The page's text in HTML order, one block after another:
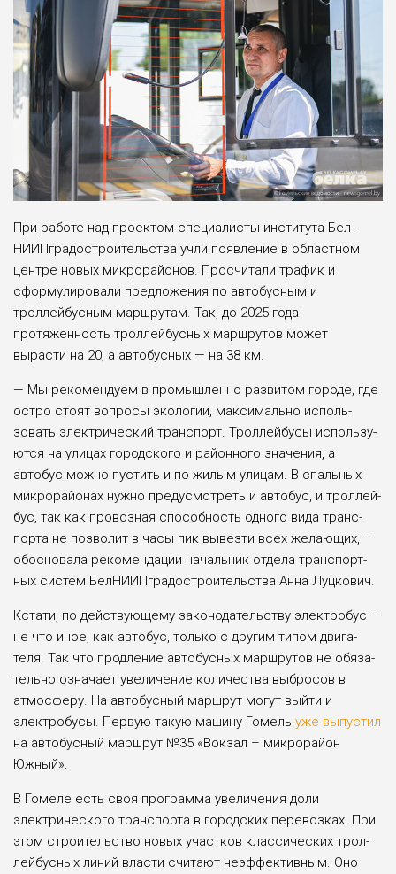
При работе над проектом специалисты института Бел­
НИИПградостроительства учли появление в областном
центре новых микрорайонов. Просчитали трафик и
сформу­лировали предложения по авто­бусным и
троллейбусным маршрутам. Так, до 2025 года
протяжённость троллейбус­ных маршрутов может
вырасти на 20, а автобусных — на 38 км.
— Мы рекомендуем в про­мышленно развитом городе, где
остро стоят вопросы эко­логии, максимально исполь­
зовать электрический транс­порт. Троллейбусы использу­
ются на улицах городского и районного значения, а
автобус можно пустить и по жилым улицам. В спальных
микро­районах нужно предусмо­треть и автобус, и троллей­
бус, так как провозная спо­собность одного вида транс­
порта не позволит в часы пик вывезти всех желающих, —
обосновала рекомендации начальник отдела транспорт­
ных систем БелНИИПгра­достроительства Анна Луц­кович.
Кстати, по действующему законодательству электробус —
не что иное, как автобус, только с другим типом двига­
теля. Так что продление авто­бусных маршрутов не обяза­
тельно означает увеличение количества выбросов в
атмос­феру. На автобусный марш­рут могут выйти и
электро­бусы. Первую такую машину Гомель уже выпустил
на авто­бусный маршрут №35 «Вокзал – микрорайон
Южный».
В Гомеле есть своя про­грамма увеличения доли
электрического транспорта в городских перевозках. При
этом строительство новых участков классических трол­
лейбусных линий власти счи­тают неэффективным. Оно